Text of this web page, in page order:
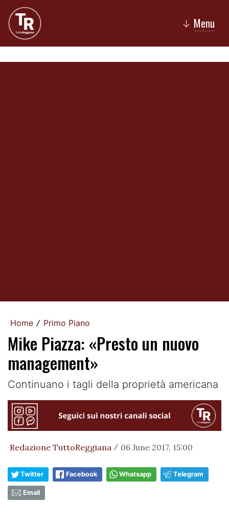
↓ Menu
Home / Primo Piano
Mike Piazza: «Presto un nuovo
management»
Continuano i tagli della proprietà americana
Redazione TuttoReggiana / 06 June 2017, 15:00
Twitter Facebook Whatsapp Telegram
Email